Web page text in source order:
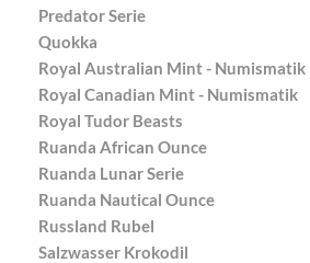
Predator Serie
Quokka
Royal Australian Mint - Numismatik
Royal Canadian Mint - Numismatik
Royal Tudor Beasts
Ruanda African Ounce
Ruanda Lunar Serie
Ruanda Nautical Ounce
Russland Rubel
Salzwasser Krokodil